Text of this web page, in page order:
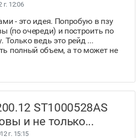
г. 12:06
- это идея. Попробую в пзу
(по очереди) и построить по
Только ведь это рейд ...
полный объем, а то может не
ST1000528AS
и не только...
г. 15:15